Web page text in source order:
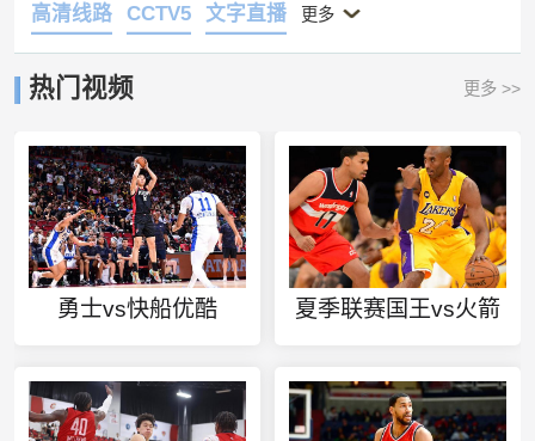
高清线路
CCTV5 文字直播 更多
热门视频 更多 >>
勇士vs快船优酷 夏季联赛国王vs火箭